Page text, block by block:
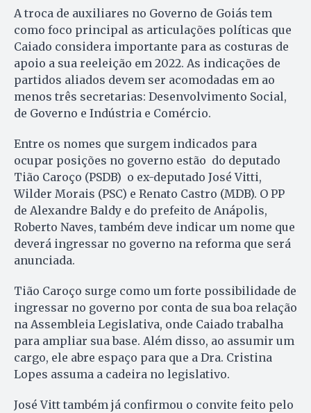
A troca de auxiliares no Governo de Goiás tem
como foco principal as articulações políticas que
Caiado considera importante para as costuras de
apoio a sua reeleição em 2022. As indicações de
partidos aliados devem ser acomodadas em ao
menos três secretarias: Desenvolvimento Social,
de Governo e Indústria e Comércio.
Entre os nomes que surgem indicados para
ocupar posições no governo estão do deputado
Tião Caroço (PSDB) o ex-deputado José Vitti,
Wilder Morais (PSC) e Renato Castro (MDB). O PP
de Alexandre Baldy e do prefeito de Anápolis,
Roberto Naves, também deve indicar um nome que
deverá ingressar no governo na reforma que será
anunciada.
Tião Caroço surge como um forte possibilidade de
ingressar no governo por conta de sua boa relação
na Assembleia Legislativa, onde Caiado trabalha
para ampliar sua base. Além disso, ao assumir um
cargo, ele abre espaço para que a Dra. Cristina
Lopes assuma a cadeira no legislativo.
José Vitt também já confirmou o convite feito pelo